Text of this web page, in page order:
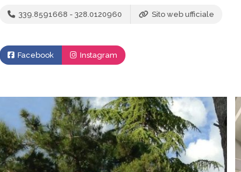
339.8591668 - 328.0120960 Sito web ufficiale
Facebook Instagram